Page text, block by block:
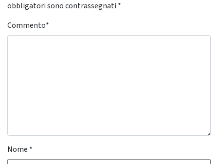
obbligatori sono contrassegnati *
Commento*
Nome *